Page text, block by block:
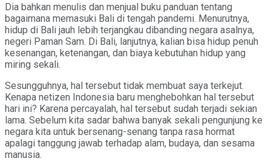
Dia bahkan menulis dan menjual buku panduan tentang
bagaimana memasuki Bali di tengah pandemi. Menurutnya,
hidup di Bali jauh lebih terjangkau dibanding negara asalnya,
negeri Paman Sam. Di Bali, lanjutnya, kalian bisa hidup penuh
kesenangan, ketenangan, dan biaya kebutuhan hidup yang
miring sekali.
Sesungguhnya, hal tersebut tidak membuat saya terkejut.
Kenapa netizen Indonesia baru menghebohkan hal tersebut
hari ini? Karena percayalah, hal tersebut sudah terjadi sekian
lama. Sebelum kita sadar bahwa banyak sekali pengunjung ke
negara kita untuk bersenang-senang tanpa rasa hormat
apalagi tanggung jawab terhadap alam, budaya, dan sesama
manusia.